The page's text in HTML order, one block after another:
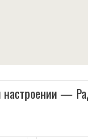
настроении —